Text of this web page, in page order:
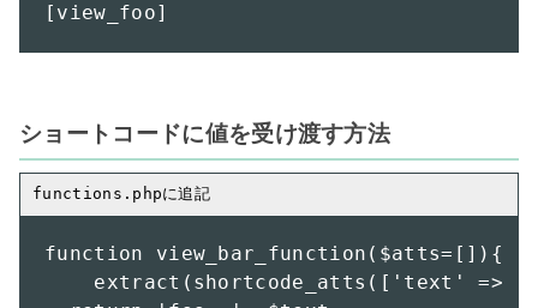
[view_foo]
ショートコードに値を受け渡す方法
function view_bar_function($atts=[]){
extract(shortcode_atts(['text' =>